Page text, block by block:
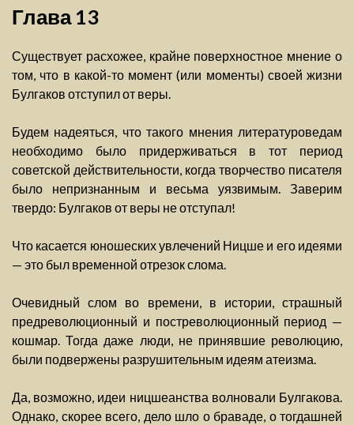
Глава 13
Существует расхожее, крайне поверхностное мнение о
том, что в какой-то момент (или моменты) своей жизни
Булгаков отступил от веры.
Будем надеяться, что такого мнения литературоведам
необходимо было придерживаться в тот период
советской действительности, когда творчество писателя
было непризнанным и весьма уязвимым. Заверим
твердо: Булгаков от веры не отступал!
Что касается юношеских увлечений Ницше и его идеями
— это был временной отрезок слома.
Очевидный слом во времени, в истории, страшный
предреволюционный и постреволюционный период —
кошмар. Тогда даже люди, не принявшие революцию,
были подвержены разрушительным идеям атеизма.
Да, возможно, идеи ницшеанства волновали Булгакова.
Однако, скорее всего, дело шло о браваде, о тогдашней